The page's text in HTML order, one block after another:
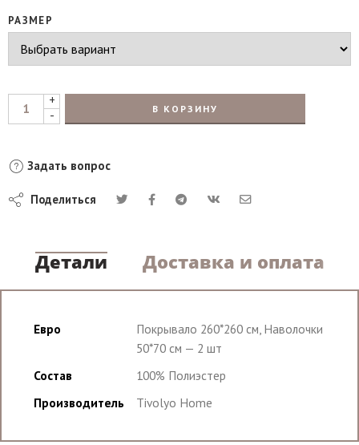
РАЗМЕР
+
-
В КОРЗИНУ
Задать вопрос
Поделиться
Детали Доставка и оплата
Евро
Покрывало 260*260 см, Наволочки
50*70 см — 2 шт
Состав
100% Полиэстер
Производитель
Tivolyo Home